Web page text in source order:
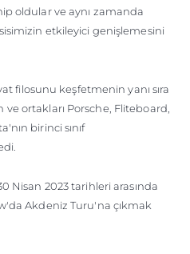
oldular ve aynı zamanda
etkileyici genişlemesini
filosunu keşfetmenin yanı sıra
ortakları Porsche, Fliteboard,
birinci sınıf
Nisan 2023 tarihleri arasında
Akdeniz Turu'na çıkmak